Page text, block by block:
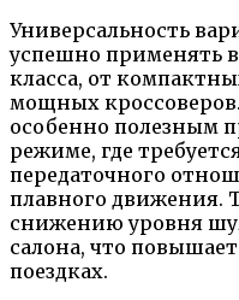
Универсальность
успешно применять
класса, от
мощных
особенно полезным
режиме, где
передаточного
плавного движения.
снижению уровня
салона, что
поездках.